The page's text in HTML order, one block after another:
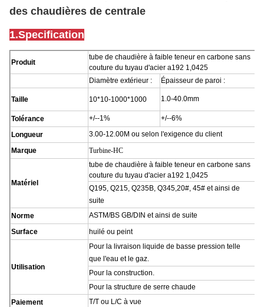
des chaudières de centrale
1.Specification
Produit
tube de chaudière à faible teneur en carbone sans
couture du tuyau d'acier a192 1,0425
Diamètre extérieur :
Épaisseur de paroi :
Taille 10*10-1000*1000 1.0-40.0mm
Tolérance +/--1%
+/--6%
Longueur
3.00-12.00M ou selon l'exigence du client
Marque
Turbine-HC
Matériel
tube de chaudière à faible teneur en carbone sans
couture du tuyau d'acier a192 1,0425
Q195, Q215, Q235B, Q345,20#, 45# et ainsi de
suite
Norme
ASTM/BS GB/DIN et ainsi de suite
Surface
huilé ou peint
Utilisation
Pour la livraison liquide de basse pression telle
que l'eau et le gaz.
Pour la construction.
Pour la structure de serre chaude
Paiement
T/T ou L/C à vue